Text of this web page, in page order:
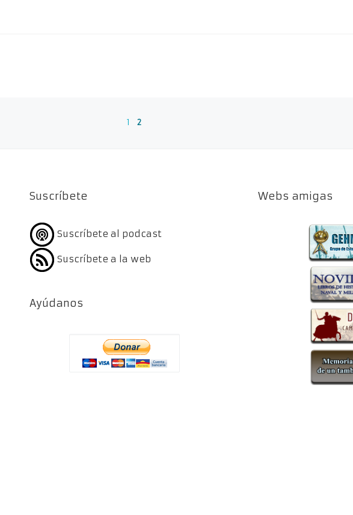
1 2
Suscríbete
Suscríbete al podcast
Suscríbete a la web
Ayúdanos
Webs amigas